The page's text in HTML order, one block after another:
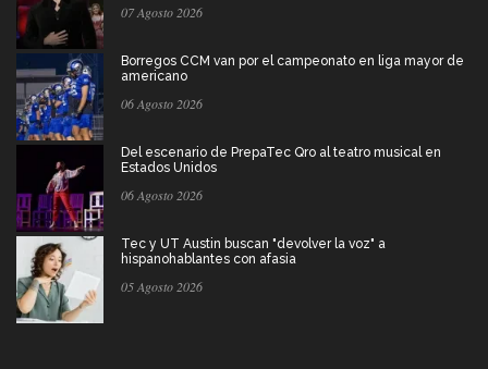
07 Agosto 2026
Borregos CCM van por el campeonato en liga mayor de
americano
06 Agosto 2026
Del escenario de PrepaTec Qro al teatro musical en
Estados Unidos
06 Agosto 2026
Tec y UT Austin buscan "devolver la voz" a
hispanohablantes con afasia
05 Agosto 2026